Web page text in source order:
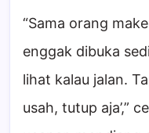
“Sama orang
enggak dibuka
lihat kalau jalan.
usah, tutup aja’,”